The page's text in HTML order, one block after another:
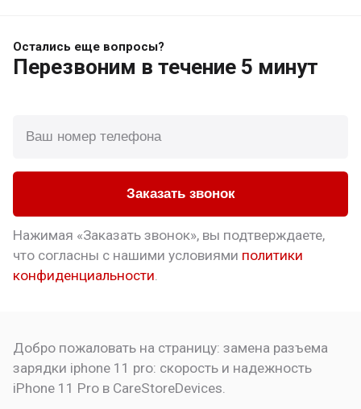
Остались еще вопросы?
Перезвоним в течение 5 минут
Заказать звонок
Нажимая «Заказать звонок», вы подтверждаете,
что согласны с нашими условиями политики
конфиденциальности
Добро пожаловать на страницу:замена разъема
зарядки iphone 11 pro: скорость и надежность
iPhone 11 Pro в CareStoreDevices.